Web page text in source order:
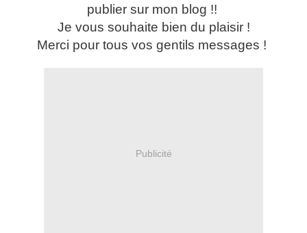
publier sur mon blog !!
Je vous souhaite bien du plaisir !
Merci pour tous vos gentils messages !
Publicité